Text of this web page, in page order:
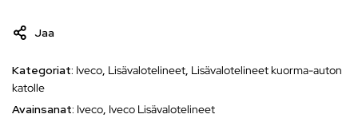
Jaa
Kategoriat: Iveco, Lisävalotelineet, Lisävalotelineet kuorma-auton
katolle
Avainsanat: Iveco, Iveco Lisävalotelineet